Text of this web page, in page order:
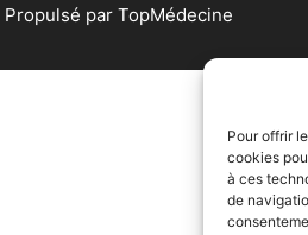
Pour offrir
cookies
à ces
de
par TopMédecine